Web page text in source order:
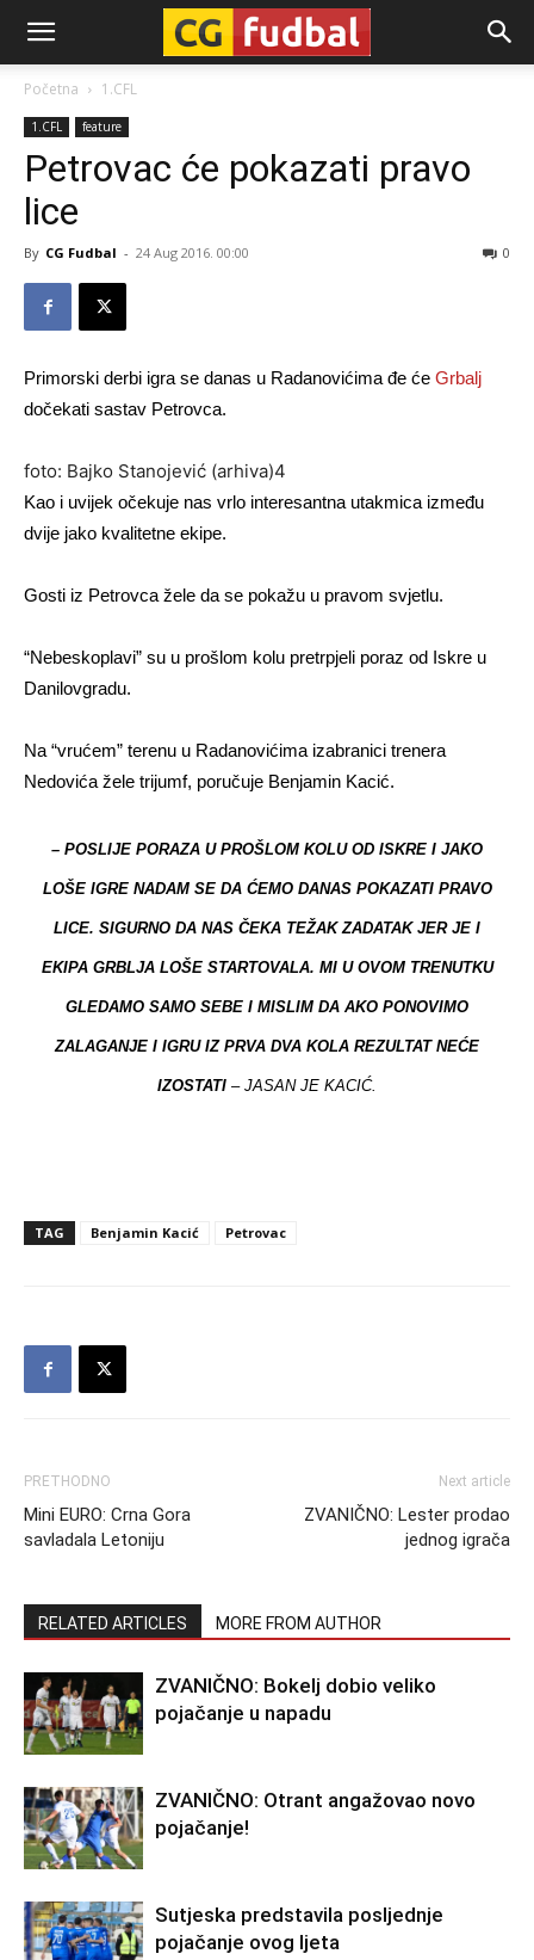
CG-
Fudbal
Početna 1.CFL
1.CFL feature
Petrovac će pokazati pravo
lice
By CG Fudbal - 24 Aug 2016. 00:00 0
Primorski derbi igra se danas u Radanovićima đe će Grbalj
dočekati sastav Petrovca.
foto: Bajko Stanojević (arhiva)4
Kao i uvijek očekuje nas vrlo interesantna utakmica između
dvije jako kvalitetne ekipe.
Gosti iz Petrovca žele da se pokažu u pravom svjetlu.
“Nebeskoplavi” su u prošlom kolu pretrpjeli poraz od Iskre u
Danilovgradu.
Na “vrućem” terenu u Radanovićima izabranici trenera
Nedovića žele trijumf, poručuje Benjamin Kacić.
– POSLIJE PORAZA U PROŠLOM KOLU OD ISKRE I JAKO
LOŠE IGRE NADAM SE DA ĆEMO DANAS POKAZATI PRAVO
LICE. SIGURNO DA NAS ČEKA TEŽAK ZADATAK JER JE I
EKIPA GRBLJA LOŠE STARTOVALA. MI U OVOM TRENUTKU
GLEDAMO SAMO SEBE I MISLIM DA AKO PONOVIMO
ZALAGANJE I IGRU IZ PRVA DVA KOLA REZULTAT NEĆE
IZOSTATI – JASAN JE KACIĆ.
TAG Benjamin Kacić Petrovac
PRETHODNO
Mini EURO: Crna Gora
savladala Letoniju
Next article
ZVANIČNO: Lester prodao
jednog igrača
RELATED ARTICLES MORE FROM AUTHOR
ZVANIČNO: Bokelj dobio veliko
pojačanje u napadu
ZVANIČNO: Otrant angažovao novo
pojačanje!
Sutjeska predstavila posljednje
pojačanje ovog ljeta